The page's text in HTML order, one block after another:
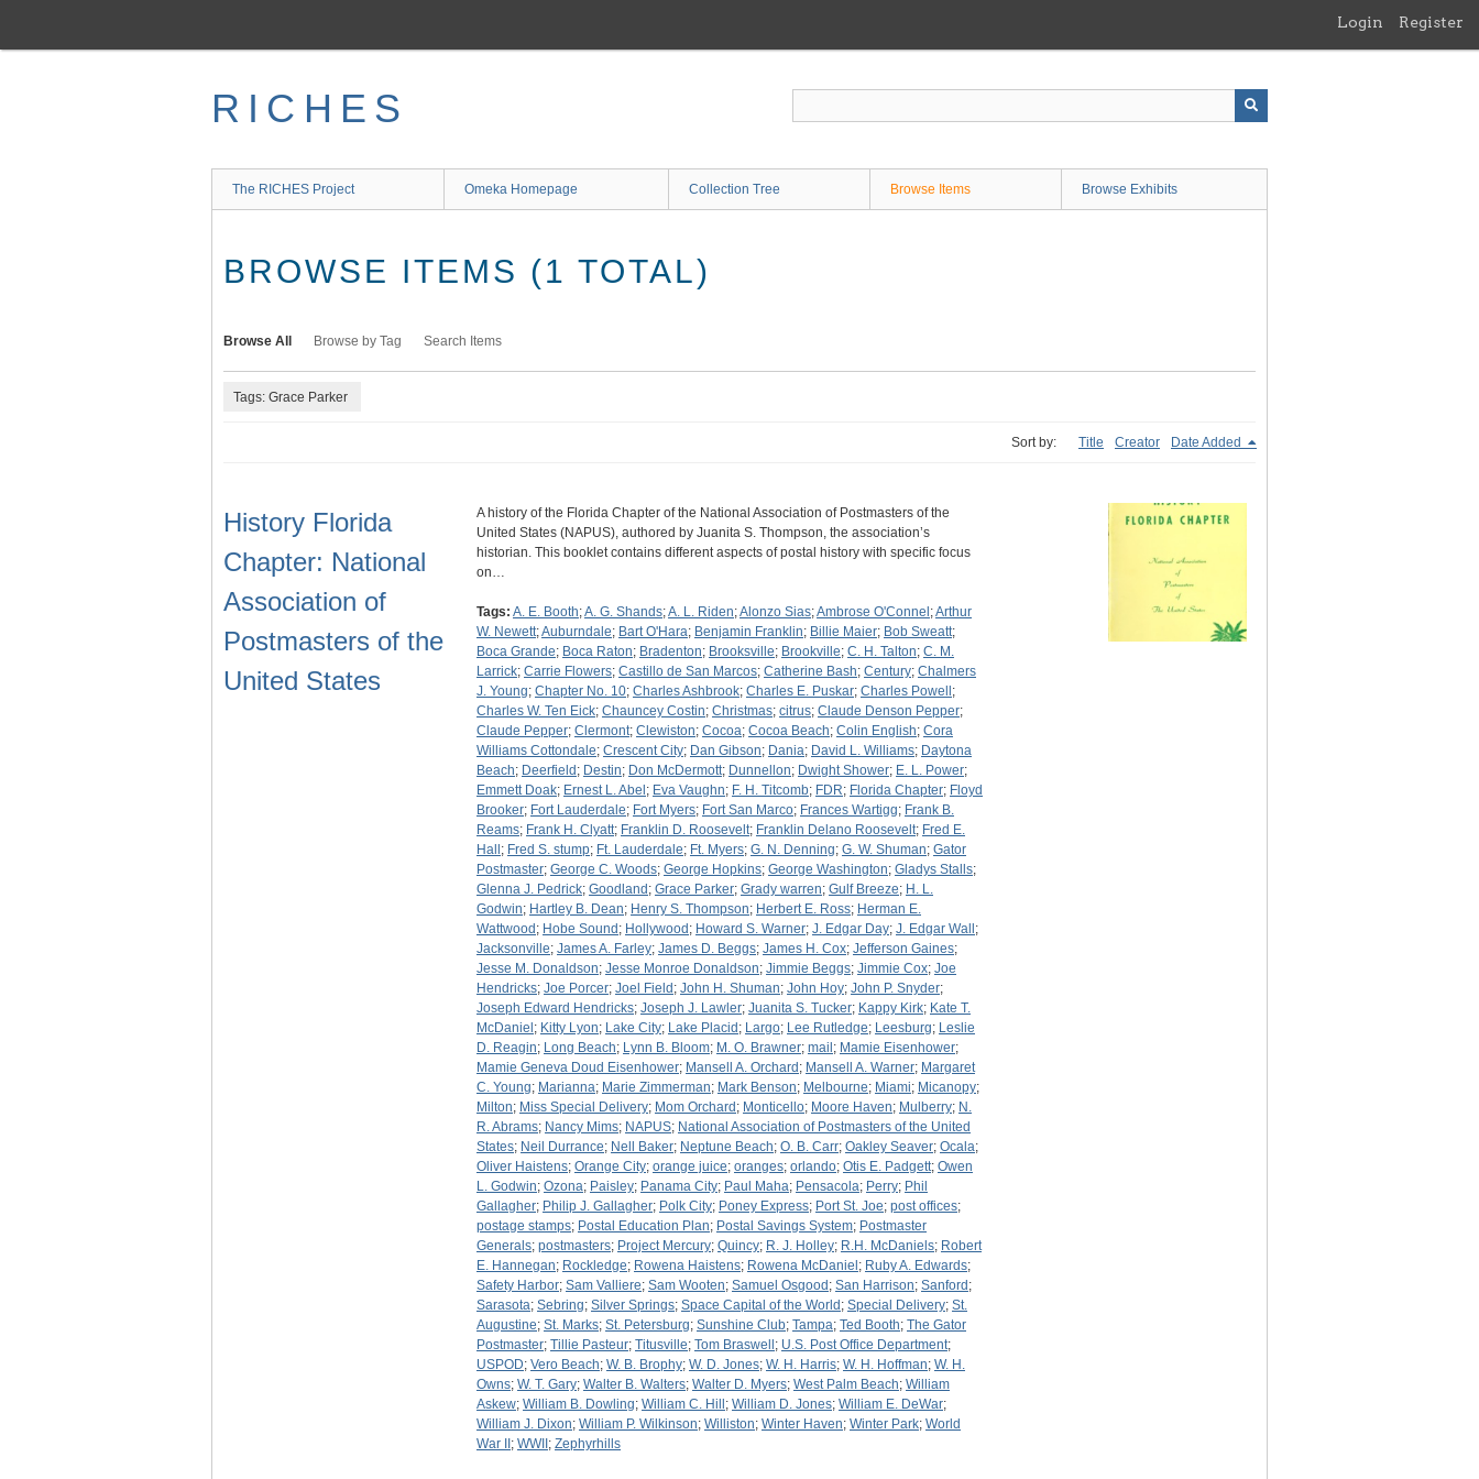
main
Login Register
RICHES
The RICHES Project Omeka Homepage Collection Tree Browse Items Browse Exhibits
BROWSE ITEMS (1 TOTAL)
Browse All Browse by Tag Search Items
Tags: Grace Parker
Sort by: Title Creator Date Added
History Florida
Chapter: National
Association of
Postmasters of the
United States
A history of the Florida Chapter of the National Association of Postmasters of the
United States (NAPUS), authored by Juanita S. Thompson, the association’s
historian. This booklet contains different aspects of postal history with specific focus
on…
Tags: A. E. Booth;A. G. Shands;A. L. Riden;Alonzo Sias;Ambrose O'Connel ;Arthur
W. Newett;Auburndale; Bart O'Hara; Benjamin Franklin; Billie Maier; Bob Sweatt;
Boca Grande; Boca Raton; Bradenton; Brooksville; Brookville; C. H. Talton; C. M.
Larrick; Carrie Flowers; Castillo de San Marcos; Catherine Bash; Century; Chalmers
J. Young; Chapter No. 10; Charles Ashbrook; Charles E. Puskar; Charles Powell ;
Charles W. Ten Eick; Chauncey Costin; Christmas; citrus; Claude Denson Pepper;
Claude Pepper; Clermont; Clewiston; Cocoa; Cocoa Beach; Colin English; Cora
Williams Cottondale; Crescent City; Dan Gibson; Dania; David L. Williams; Daytona
Beach; Deerfield ; Destin; Don McDermott; Dunnellon; Dwight Shower; E. L. Power;
Emmett Doak; Ernest L. Abel ; Eva Vaughn; F. H. Titcomb; FDR; Florida Chapter; Floyd
Brooker; Fort Lauderdale; Fort Myers; Fort San Marco; Frances Wartigg; Frank B.
Reams; Frank H. Clyatt; Franklin D. Roosevelt; Franklin Delano Roosevelt; Fred E.
Hall ; Fred S. stump; Ft. Lauderdale; Ft. Myers; G. N. Denning; G. W. Shuman; Gator
Postmaster; George C. Woods; George Hopkins; George Washington; Gladys Stalls;
Glenna J. Pedrick; Goodland ; Grace Parker; Grady warren; Gulf Breeze; H. L.
Godwin; Hartley B. Dean; Henry S. Thompson; Herbert E. Ross; Herman E.
Wattwood ; Hobe Sound ; Hollywood ; Howard S. Warner; J. Edgar Day; J. Edgar Wall ;
Jacksonville; James A. Farley; James D. Beggs; James H. Cox; Jefferson Gaines;
Jesse M. Donaldson; Jesse Monroe Donaldson; Jimmie Beggs; Jimmie Cox; Joe
Hendricks; Joe Porcer; Joel Field ; John H. Shuman; John Hoy; John P. Snyder;
Joseph Edward Hendricks; Joseph J. Lawler; Juanita S. Tucker; Kappy Kirk; Kate T.
McDaniel ; Kitty Lyon; Lake City; Lake Placid ; Largo; Lee Rutledge; Leesburg; Leslie
D. Reagin; Long Beach; Lynn B. Bloom; M. O. Brawner; mail ; Mamie Eisenhower;
Mamie Geneva Doud Eisenhower; Mansell A. Orchard ; Mansell A. Warner; Margaret
C. Young; Marianna; Marie Zimmerman; Mark Benson; Melbourne; Miami; Micanopy;
Milton; Miss Special Delivery; Mom Orchard ; Monticello; Moore Haven; Mulberry; N.
R. Abrams; Nancy Mims; NAPUS; National Association of Postmasters of the United
States; Neil Durrance; Nell Baker; Neptune Beach; O. B. Carr; Oakley Seaver; Ocala;
Oliver Haistens; Orange City; orange juice; oranges; orlando; Otis E. Padgett; Owen
L. Godwin; Ozona; Paisley; Panama City; Paul Maha; Pensacola; Perry; Phil
Gallagher; Philip J. Gallagher; Polk City; Poney Express; Port St. Joe; post offices;
postage stamps; Postal Education Plan; Postal Savings System; Postmaster
Generals; postmasters; Project Mercury; Quincy; R. J. Holley; R.H. McDaniels; Robert
E. Hannegan; Rockledge; Rowena Haistens; Rowena McDaniel ; Ruby A. Edwards;
Safety Harbor; Sam Valliere; Sam Wooten; Samuel Osgood ; San Harrison; Sanford ;
Sarasota; Sebring; Silver Springs; Space Capital of the World ; Special Delivery; St.
Augustine; St. Marks; St. Petersburg; Sunshine Club; Tampa; Ted Booth; The Gator
Postmaster; Tillie Pasteur; Titusville; Tom Braswell ; U.S. Post Office Department;
USPOD; Vero Beach; W. B. Brophy; W. D. Jones; W. H. Harris; W. H. Hoffman; W. H.
Owns; W. T. Gary; Walter B. Walters; Walter D. Myers; West Palm Beach; William
Askew; William B. Dowling; William C. Hill ; William D. Jones; William E. DeWar;
William J. Dixon; William P. Wilkinson; Williston; Winter Haven; Winter Park; World
War II ; WWII ; Zephyrhills